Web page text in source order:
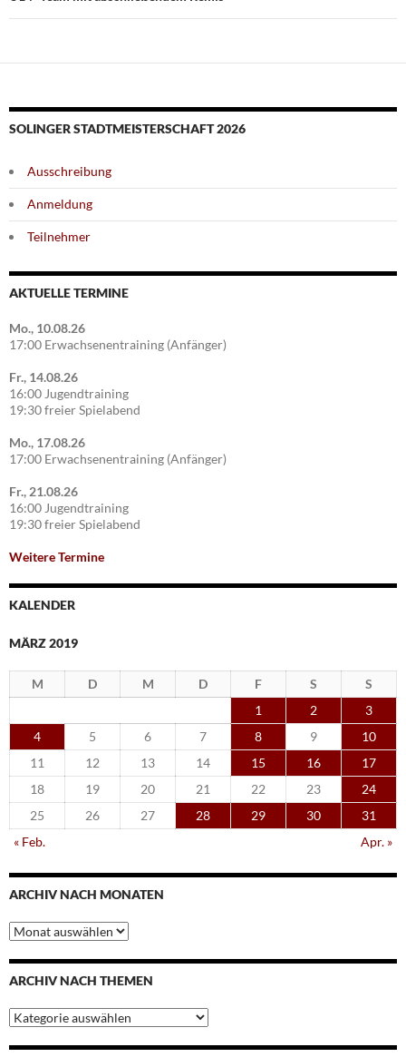
SOLINGER STADTMEISTERSCHAFT 2026
Ausschreibung
Anmeldung
Teilnehmer
AKTUELLE TERMINE
Mo., 10.08.26
17:00 Erwachsenentraining (Anfänger)
Fr., 14.08.26
16:00 Jugendtraining
19:30 freier Spielabend
Mo., 17.08.26
17:00 Erwachsenentraining (Anfänger)
Fr., 21.08.26
16:00 Jugendtraining
19:30 freier Spielabend
Weitere Termine
KALENDER
MÄRZ 2019
M D M D F S
S
1
2
3
4
5 6 7 8 9
10
11
12 13 14 15 16
17
18
19 20 21 22 23
24
25
26 27 28 29 30
31
« Feb.
Apr. »
ARCHIV NACH MONATEN
Archiv
nach
Monaten
ARCHIV NACH THEMEN
Archiv
nach
Themen